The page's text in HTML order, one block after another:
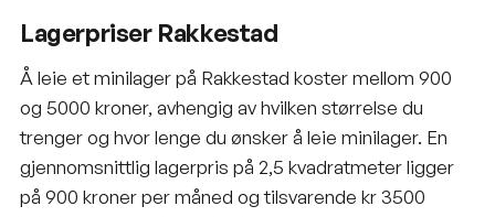
Lagerpriser Rakkestad
Å leie et minilager på Rakkestad koster mellom 900
og 5000 kroner, avhengig av hvilken størrelse du
trenger og hvor lenge du ønsker å leie minilager. En
gjennomsnittlig lagerpris på 2,5 kvadratmeter ligger
på 900 kroner per måned og tilsvarende kr 3500